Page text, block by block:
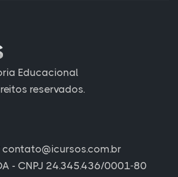
Educacional
reservados.
contato@icursos.com.br
- CNPJ 24.345.436/0001-80